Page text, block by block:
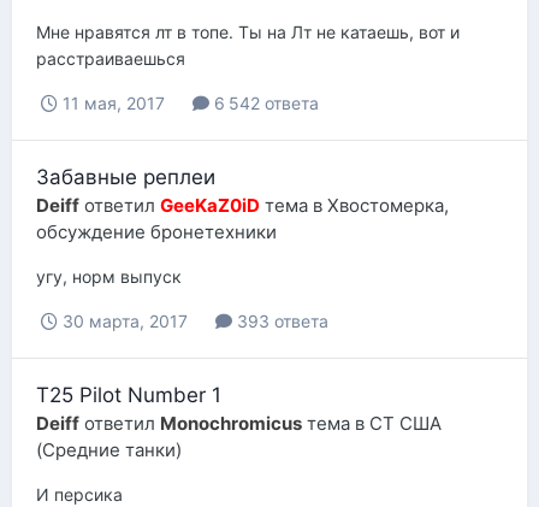
Мне нравятся лт в топе. Ты на Лт не катаешь, вот и
расстраиваешься
11 мая, 2017 6 542 ответа
Забавные реплеи
Deiff ответил GeeKaZ0iD тема в Хвостомерка,
обсуждение бронетехники
угу, норм выпуск
30 марта, 2017 393 ответа
T25 Pilot Number 1
Deiff ответил Monochromicus тема в СТ США
(Средние танки)
И персика